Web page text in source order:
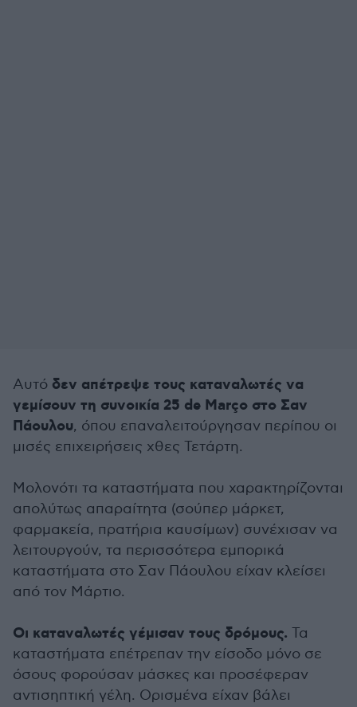
Αυτό δεν απέτρεψε τους καταναλωτές να
γεμίσουν τη συνοικία 25 de Março στο Σαν
Πάουλου, όπου επαναλειτούργησαν περίπου οι
μισές επιχειρήσεις χθες Τετάρτη.
Μολονότι τα καταστήματα που χαρακτηρίζονται
απολύτως απαραίτητα (σούπερ μάρκετ,
φαρμακεία, πρατήρια καυσίμων) συνέχισαν να
λειτουργούν, τα περισσότερα εμπορικά
καταστήματα στο Σαν Πάουλου είχαν κλείσει
από τον Μάρτιο.
Οι καταναλωτές γέμισαν τους δρόμους. Τα
καταστήματα επέτρεπαν την είσοδο μόνο σε
όσους φορούσαν μάσκες και προσέφεραν
αντισηπτική γέλη. Ορισμένα είχαν βάλει